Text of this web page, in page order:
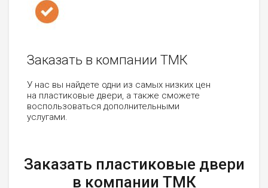
Заказать в компании ТМК
У нас вы найдете одни из самых низких цен
на пластиковые двери, а также сможете
воспользоваться дополнительными
услугами.
Заказать пластиковые двери
в компании ТМК